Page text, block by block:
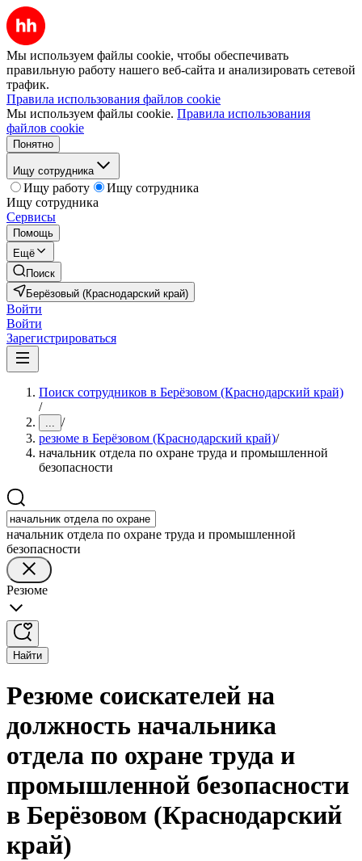
Мы используем файлы cookie, чтобы обеспечивать
правильную работу нашего веб-сайта и анализировать сетевой
трафик.
Правила использования файлов cookie
Мы используем файлы cookie. Правила использования
файлов cookie
Понятно
Ищу сотрудника
Ищу работу
Ищу сотрудника
Ищу сотрудника
Сервисы
Помощь
Ещё
Поиск
Берёзовый (Краснодарский край)
Войти
Войти
Зарегистрироваться
Поиск сотрудников в Берёзовом (Краснодарский край)
/
... /
резюме в Берёзовом (Краснодарский край)/
начальник отдела по охране труда и промышленной
безопасности
начальник отдела по охране труда и промышленной
безопасности
Резюме
Найти
Резюме соискателей на
должность начальника
отдела по охране труда и
промышленной безопасности
в Берёзовом (Краснодарский
край)